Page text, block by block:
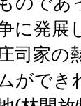
に発展
司家の
ができ